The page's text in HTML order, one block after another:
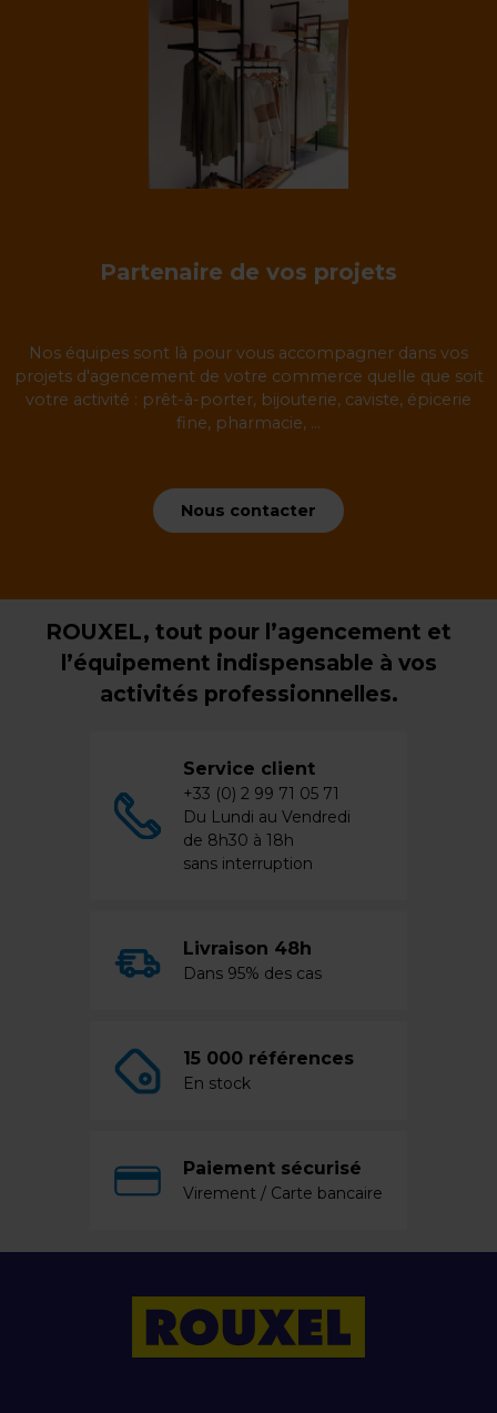
Partenaire de vos projets
Nos équipes sont là pour vous accompagner dans vos
projets d'agencement de votre commerce quelle que soit
votre activité : prêt-à-porter, bijouterie, caviste, épicerie
fine, pharmacie, ...
Nous contacter
ROUXEL, tout pour l’agencement et
l’équipement indispensable à vos
activités professionnelles.
Service client
+33 (0) 2 99 71 05 71
Du Lundi au Vendredi
de 8h30 à 18h
sans interruption
Livraison 48h
Dans 95% des cas
15 000 références
En stock
Paiement sécurisé
Virement / Carte bancaire